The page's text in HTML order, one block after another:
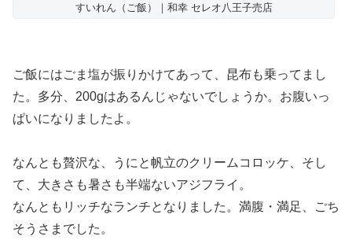
すいれん（ご飯）｜和幸 セレオ八王子売店
ご飯にはごま塩が振りかけてあって、昆布も乗ってまし
た。多分、200gはあるんじゃないでしょうか。お腹いっ
ぱいになりましたよ。
なんとも贅沢な、うにと帆立のクリームコロッケ、そし
て、大きさも暑さも半端ないアジフライ。
なんともリッチなランチとなりました。満腹・満足、ごち
そうさまでした。